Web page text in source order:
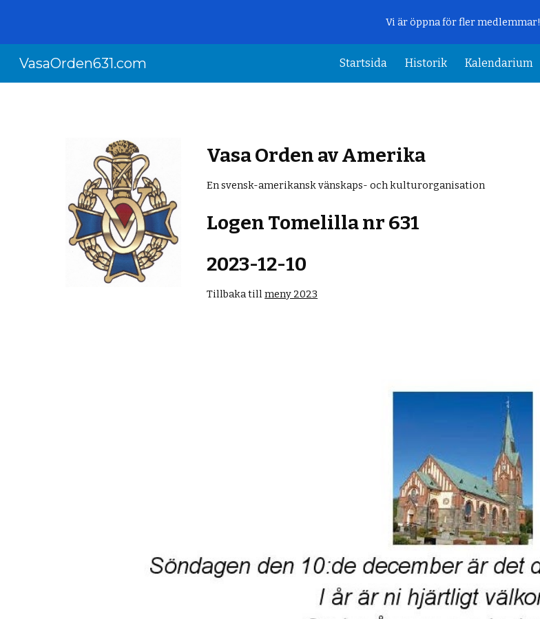
Skip to main contentVi är öppna för fler medlemmar!
VasaOrden631.com Startsida Historik Kalendarium
Vasa Orden av Amerika
En svensk-amerikansk vänskaps- och kulturorganisation
Logen Tomelillanr 631
2023-12-10
Tillbaka tillmeny 2023